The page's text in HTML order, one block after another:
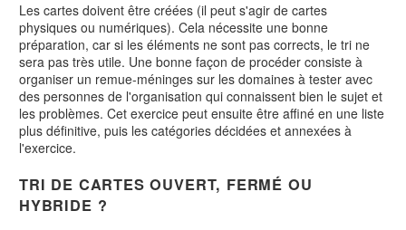
Les cartes doivent être créées (il peut s'agir de cartes
physiques ou numériques). Cela nécessite une bonne
préparation, car si les éléments ne sont pas corrects, le tri ne
sera pas très utile. Une bonne façon de procéder consiste à
organiser un remue-méninges sur les domaines à tester avec
des personnes de l'organisation qui connaissent bien le sujet et
les problèmes. Cet exercice peut ensuite être affiné en une liste
plus définitive, puis les catégories décidées et annexées à
l'exercice.
TRI DE CARTES OUVERT, FERMÉ OU
HYBRIDE ?